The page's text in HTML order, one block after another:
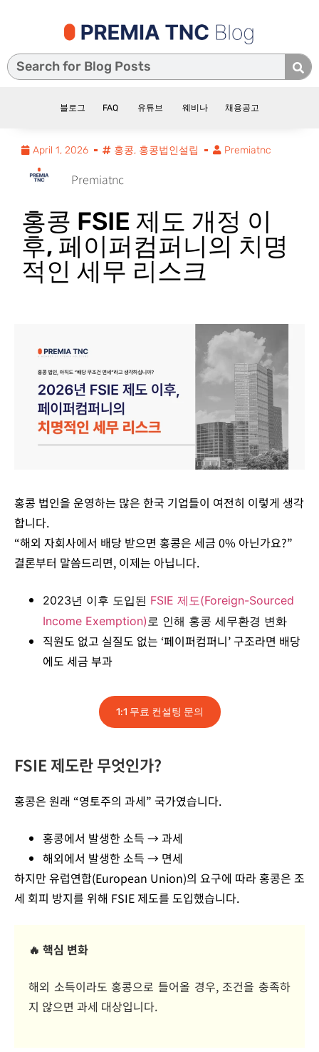
블로그 FAQ 유튜브 웨비나 채용공고
April 1, 2026 홍콩, 홍콩법인설립 Premiatnc
Premiatnc
홍콩 FSIE 제도 개정 이
후, 페이퍼컴퍼니의 치명
적인 세무 리스크
홍콩 법인을 운영하는 많은 한국 기업들이 여전히 이렇게 생각
합니다.
“해외 자회사에서 배당 받으면 홍콩은 세금 0% 아닌가요?”
결론부터 말씀드리면, 이제는 아닙니다.
2023년 이후 도입된 FSIE 제도(Foreign-Sourced
Income Exemption)로 인해 홍콩 세무환경 변화
직원도 없고 실질도 없는 ‘페이퍼컴퍼니’구조라면 배당
에도 세금 부과
1:1 무료 컨설팅 문의
FSIE 제도란 무엇인가?
홍콩은 원래 “영토주의 과세” 국가였습니다.
홍콩에서 발생한 소득 → 과세
해외에서 발생한 소득 → 면세
하지만 유럽연합(European Union)의 요구에 따라 홍콩은 조
세 회피 방지를 위해 FSIE 제도를 도입했습니다.
🔥 핵심 변화
해외 소득이라도 홍콩으로 들어올 경우,조건을 충족하
지 않으면 과세 대상입니다.